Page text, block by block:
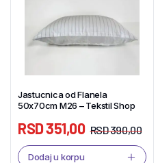
Jastucnica od Flanela
50x70cm M26 – Tekstil Shop
RSD390,00
RSD351,00
Dodaj u korpu